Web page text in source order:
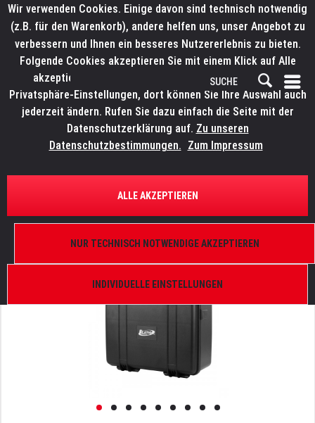
ÜBERSICHT MOVINGLIGHTS
ELATION IP Tester
Wir verwenden Cookies. Einige davon sind technisch notwendig
(z.B. für den Warenkorb), andere helfen uns, unser Angebot zu
verbessern und Ihnen ein besseres Nutzererlebnis zu bieten.
Folgende Cookies akzeptieren Sie mit einem Klick auf Alle
akzeptieren. Weitere Informationen finden Sie in den
Privatsphäre-Einstellungen, dort können Sie Ihre Auswahl auch
jederzeit ändern. Rufen Sie dazu einfach die Seite mit der
Datenschutzerklärung auf. Zu unseren
Datenschutzbestimmungen. Zum Impressum
INDIVIDUELLE EINSTELLUNGEN
NUR TECHNISCH NOTWENDIGE AKZEPTIEREN
ALLE AKZEPTIEREN